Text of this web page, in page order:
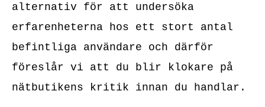
alternativ för att undersöka
erfarenheterna hos ett stort antal
befintliga användare och därför
föreslår vi att du blir klokare på
nätbutikens kritik innan du handlar.